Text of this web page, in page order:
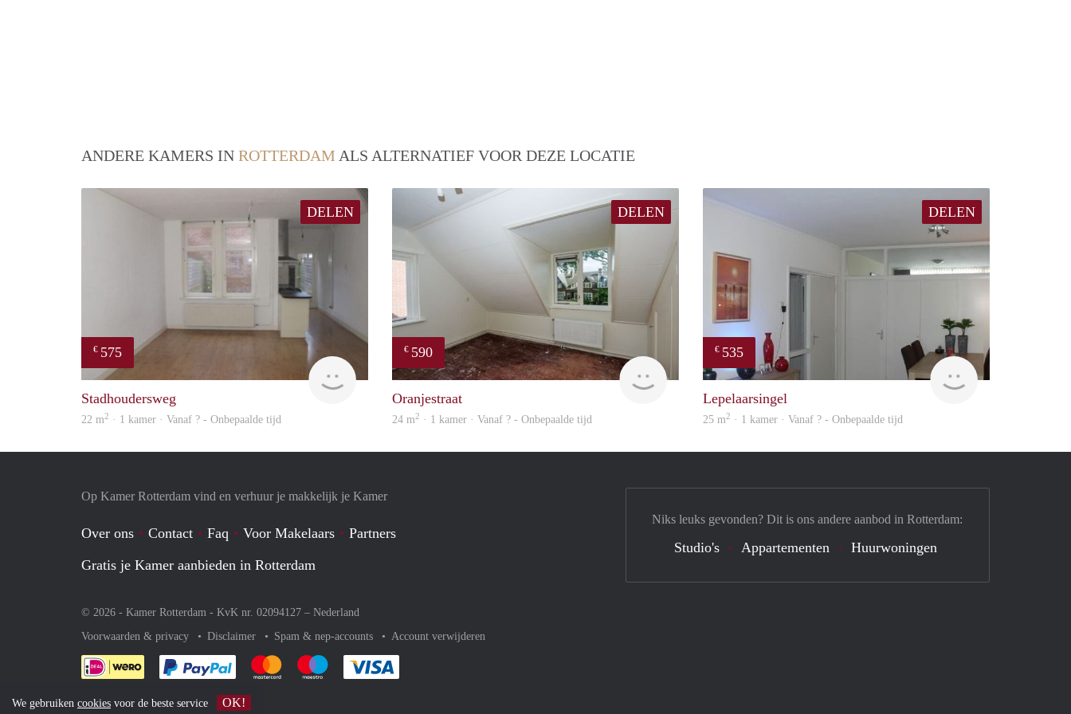
ANDERE KAMERS IN ROTTERDAM ALS ALTERNATIEF VOOR DEZE LOCATIE
DELEN
€ 575
Stadhoudersweg
22 m2 · 1 kamer · Vanaf ? - Onbepaalde tijd
DELEN
€ 590
Oranjestraat
24 m2 · 1 kamer · Vanaf ? - Onbepaalde tijd
DELEN
€ 535
finder
Lepelaarsingel
25 m2 · 1 kamer · Vanaf ? - Onbepaalde tijd
Op Kamer Rotterdam vind en verhuur je makkelijk je Kamer
Over ons Contact Faq Voor Makelaars
Partners
Gratis je Kamer aanbieden in Rotterdam
© 2026 - Kamer Rotterdam - KvK nr. 02094127 – Nederland
Voorwaarden & privacy
Disclaimer Spam & nep-accounts Account verwijderen
Je rekent gemakkelijk af met Paypal
Je rekent gemakkelijk af met Mastercard
Je rekent gemakkelijk af met Meastro
Niks leuks gevonden? Dit is ons andere aanbod in Rotterdam:
Studio's Appartementen Huurwoningen
We gebruiken cookies voor de beste service OK!